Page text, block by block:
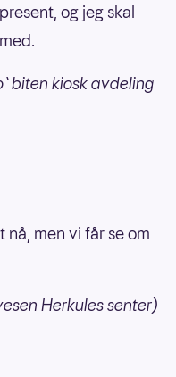
og jeg skal
kiosk avdeling
men vi får se om
Herkules senter)